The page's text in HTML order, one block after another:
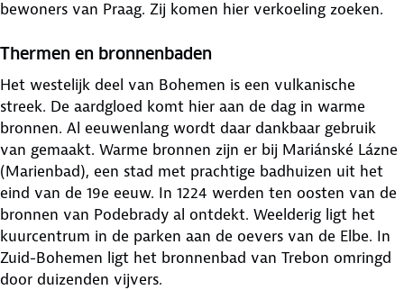
bewoners van Praag. Zij komen hier verkoeling zoeken.
Thermen en bronnenbaden
Het westelijk deel van Bohemen is een vulkanische
streek. De aardgloed komt hier aan de dag in warme
bronnen. Al eeuwenlang wordt daar dankbaar gebruik
van gemaakt. Warme bronnen zijn er bij Mariánské Lázne
(Marienbad), een stad met prachtige badhuizen uit het
eind van de 19e eeuw. In 1224 werden ten oosten van de
bronnen van Podebrady al ontdekt. Weelderig ligt het
kuurcentrum in de parken aan de oevers van de Elbe. In
Zuid-Bohemen ligt het bronnenbad van Trebon omringd
door duizenden vijvers.